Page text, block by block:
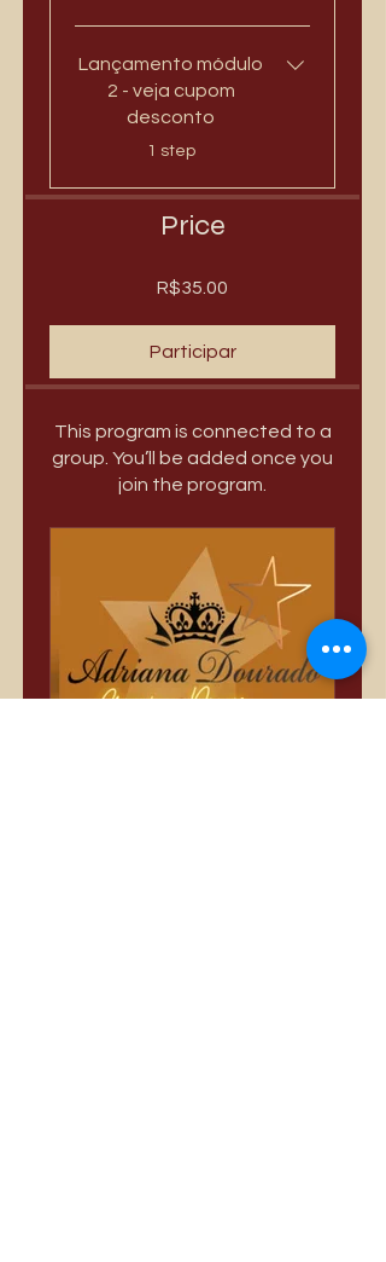
Lançamento módulo
2 - veja cupom
desconto
.
1 step
Price
R$35.00
Participar
This program is connected to a
group. You’ll be added once you
join the program.